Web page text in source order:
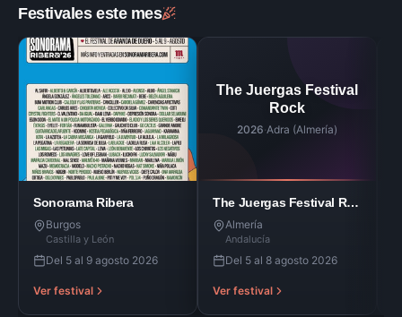
Festivales este mes
Sonorama Ribera
Burgos
Castilla y León
Del 5 al 9 agosto 2026
Ver festival
The Juergas Festival
Rock
2026·Adra (Almería)
The Juergas Festival Rock
Almería
Andalucía
Del 5 al 8 agosto 2026
Ver festival